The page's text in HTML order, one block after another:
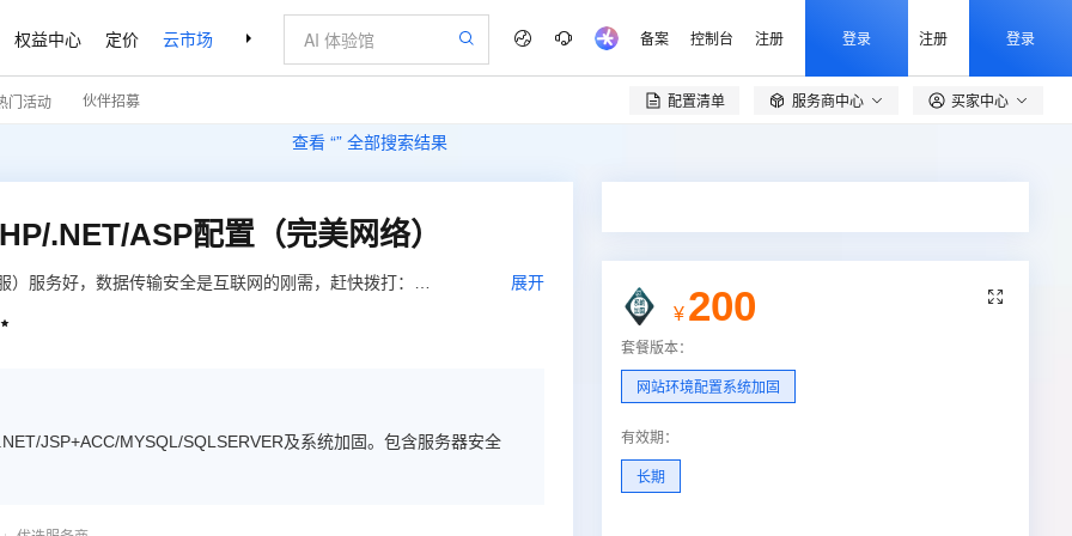
权益中心 定价 云市场 合作伙伴 支持与服务 了解阿里云
查看 “” 全部搜索结果
备案 控制台 注册 登录 注册 登录
门活动 伙伴招募 配置清单  服务商中心 买家中心
.NET/ASP配置（完美网络）
服务好，数据传输安全是互联网的刚需，赶快拨打：
展开

JSP+ACC/MYSQL/SQLSERVER及系统加固。包含服务器安全

¥ 200
套餐版本：
网站环境配置系统加固
有效期 ：
长期